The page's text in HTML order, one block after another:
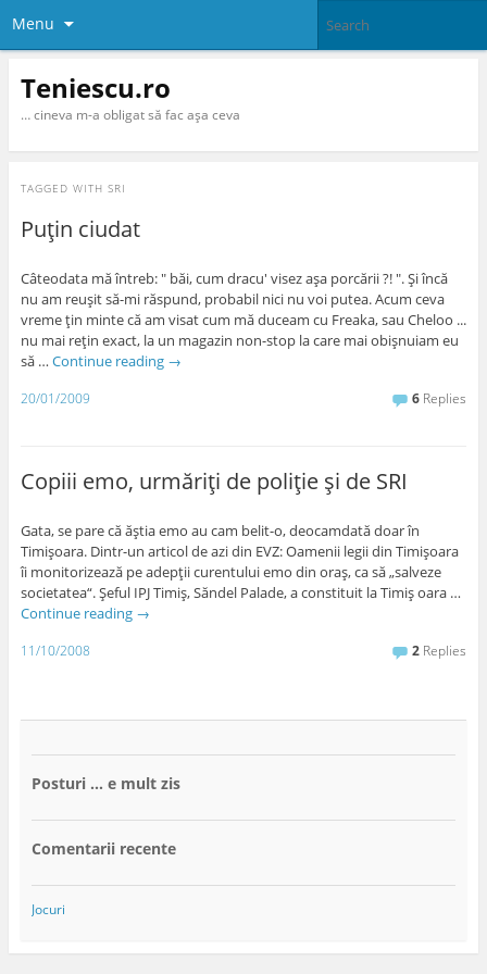
Menu
Teniescu.ro
… cineva m-a obligat să fac aşa ceva
TAGGED WITH SRI
Puţin ciudat
Câteodata mă întreb: " băi, cum dracu' visez aşa porcării ?! ". Şi încă
nu am reuşit să-mi răspund, probabil nici nu voi putea. Acum ceva
vreme ţin minte că am visat cum mă duceam cu Freaka, sau Cheloo ...
nu mai reţin exact, la un magazin non-stop la care mai obişnuiam eu
să … Continue reading →
20/01/2009 6 Replies
Copiii emo, urmăriţi de poliţie şi de SRI
Gata, se pare că ăştia emo au cam belit-o, deocamdată doar în
Timişoara. Dintr-un articol de azi din EVZ: Oamenii legii din Timişoara
îi monitorizează pe adepţii curentului emo din oraş, ca să „salveze
societatea“. Şeful IPJ Timiş, Săndel Palade, a constituit la Timiş oara …
Continue reading →
11/10/2008 2 Replies
Posturi … e mult zis
Comentarii recente
Jocuri